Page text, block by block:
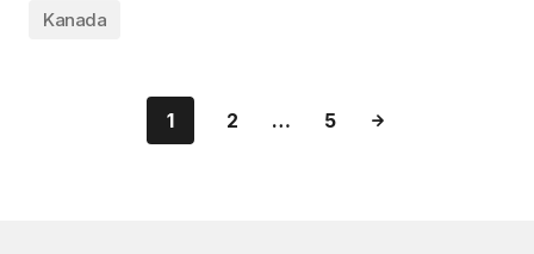
Kanada
1 2 … 5